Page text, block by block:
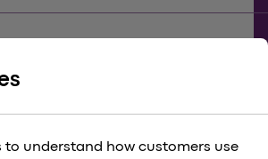
keyboard_arrow_down
keyboard_arrow_down
to understand how customers use